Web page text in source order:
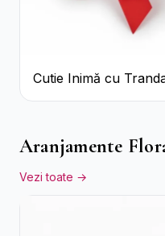
Cutie Inimă cu
Bomboane Raffaello
Aranjamente
Vezi toate →